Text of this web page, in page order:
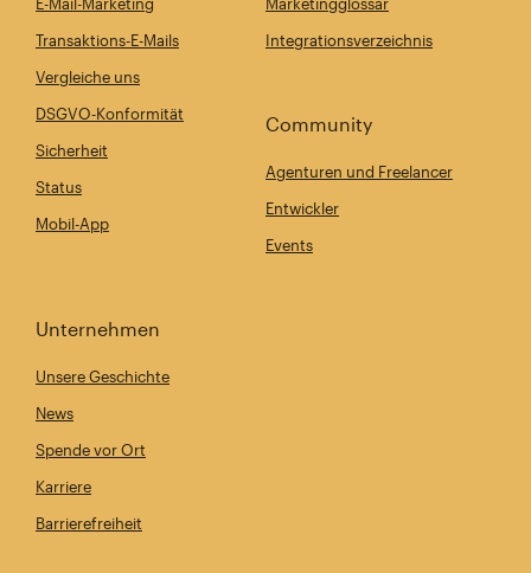
Transaktions-E-Mails
Vergleiche uns
DSGVO-Konformität
Sicherheit
Status
Mobil-App
Integrationsverzeichnis
Community
Agenturen und Freelancer
Entwickler
Events
Unternehmen
Unsere Geschichte
News
Spende vor Ort
Karriere
Barrierefreiheit